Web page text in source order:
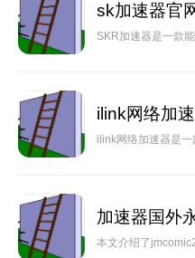
sk加速器官
SKR加速器是一款
ilink网络加
ilink网络加速器是
加速器国外
本文介绍了